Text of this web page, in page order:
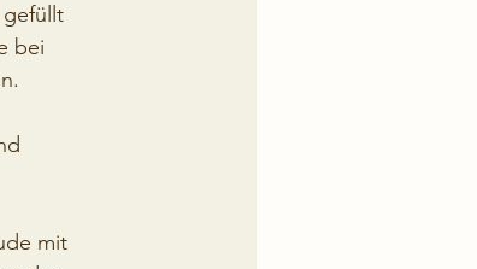
gefüllt
bei
mit